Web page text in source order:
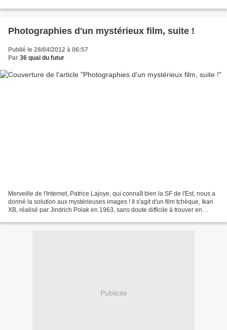
Photographies d'un mystérieux film, suite !
Publié le 28/04/2012 à 06:57
Par 36 quai du futur
Merveille de l'Internet, Patrice Lajoye, qui connaît bien la SF de l'Est, nous a
donné la solution aux mystérieuses images ! Il s'agit d'un film tchèque, Ikari
XB, réalisé par Jindrich Polak en 1963, sans doute difficile à trouver en
Publicité